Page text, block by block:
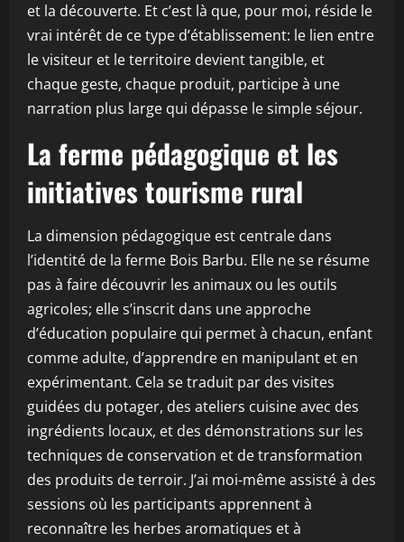
et la découverte. Et c’est là que, pour moi, réside le
vrai intérêt de ce type d’établissement: le lien entre
le visiteur et le territoire devient tangible, et
chaque geste, chaque produit, participe à une
narration plus large qui dépasse le simple séjour.
La ferme pédagogique et les
initiatives tourisme rural
La dimension pédagogique est centrale dans
l’identité de la ferme Bois Barbu. Elle ne se résume
pas à faire découvrir les animaux ou les outils
agricoles; elle s’inscrit dans une approche
d’éducation populaire qui permet à chacun, enfant
comme adulte, d’apprendre en manipulant et en
expérimentant. Cela se traduit par des visites
guidées du potager, des ateliers cuisine avec des
ingrédients locaux, et des démonstrations sur les
techniques de conservation et de transformation
des produits de terroir. J’ai moi-même assisté à des
sessions où les participants apprennent à
reconnaître les herbes aromatiques et à